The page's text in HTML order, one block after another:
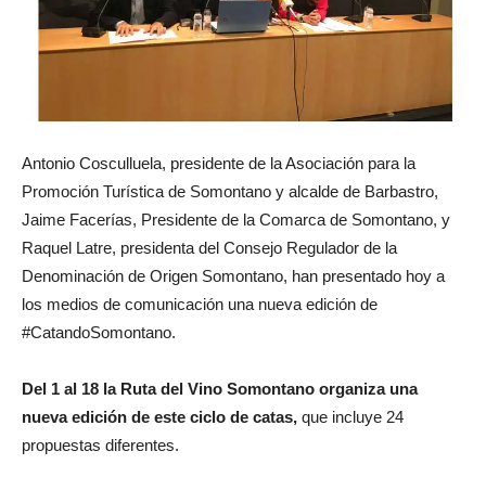
Antonio Cosculluela, presidente de la Asociación para la
Promoción Turística de Somontano y alcalde de Barbastro,
Jaime Facerías, Presidente de la Comarca de Somontano, y
Raquel Latre, presidenta del Consejo Regulador de la
Denominación de Origen Somontano, han presentado hoy a
los medios de comunicación una nueva edición de
#CatandoSomontano.
Del 1 al 18 la Ruta del Vino Somontano organiza una
nueva edición de este ciclo de catas, que incluye 24
propuestas diferentes.